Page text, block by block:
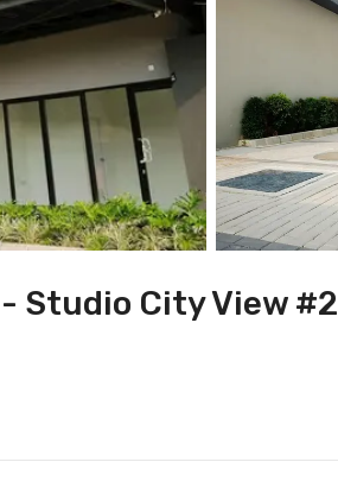
Studio City View #2